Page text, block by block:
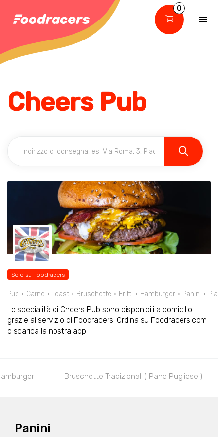
0
Cheers Pub
Solo su Foodracers
Pub Carne Toast Bruschette Fritti Hamburger Panini
Le specialità di Cheers Pub sono disponibili a domicilio
grazie al servizio di Foodracers. Ordina su Foodracers.com
o scarica la nostra app!
Bruschette Tradizionali ( Pane Pugliese )
Panini